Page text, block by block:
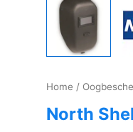
Home /
North